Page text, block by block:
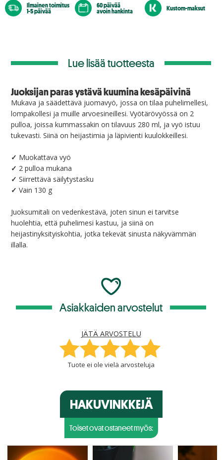
Ilmainen toimitus
1-5 päivää
60 päivää
avoin hankinta Kustom-maksut
Lue lisää tuotteesta
Juoksijan paras ystävä kuumina kesäpäivinä
Mukava ja säädettävä juomavyö, jossa on tilaa puhelimellesi,
lompakollesi ja muille arvoesineillesi. Vyötärövyössä on 2
pulloa, joissa kummassakin on tilavuus 280 ml, ja vyö istuu
tukevasti. Siinä on heijastimia ja läpivienti kuulokkeillesi.
✓ Muokattava vyö
✓ 2 pulloa mukana
✓ Siirrettävä säilytystasku
✓ Vain 130 g
Juoksumitali on vedenkestävä, joten sinun ei tarvitse
huolehtia, että puhelimesi kastuu, ja siinä on
heijastinyksityiskohtia, jotka tekevät sinusta näkyvämmän
illalla.
Asiakkaiden arvostelut
JÄTÄ ARVOSTELU
Tuote ei ole vielä arvosteluja
HAKUVINKKEJÄ
Toiset ovat ostaneet myös: